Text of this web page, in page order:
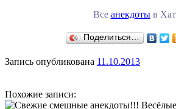
Все анекдотыв
Поделиться…
Запись опубликована 11.10.2013
Похожие записи: